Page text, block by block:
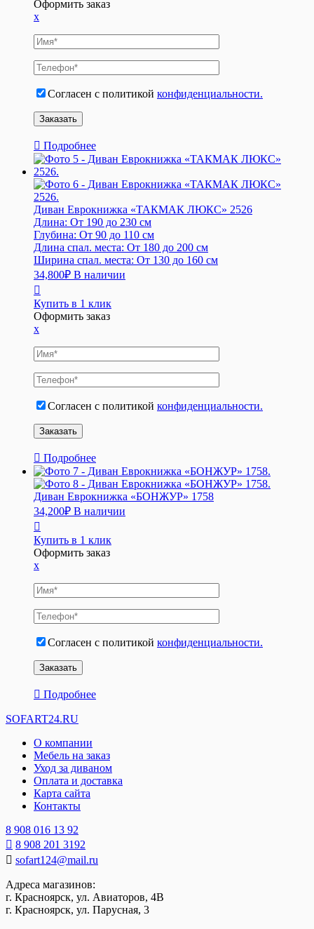
Оформить заказ
x
Согласен с политикой конфиденциальности.
Подробнее
Диван Еврокнижка «ТАКМАК ЛЮКС» 2526
Длина: От 190 до 230 см
Глубина: От 90 до 110 см
Длина спал. места: От 180 до 200 см
Ширина спал. места: От 130 до 160 см
34,800₽ В наличии
Купить в 1 клик
Оформить заказ
x
Согласен с политикой конфиденциальности.
Подробнее
Диван Еврокнижка «БОНЖУР» 1758
34,200₽ В наличии
Купить в 1 клик
Оформить заказ
x
Согласен с политикой конфиденциальности.
Подробнее
SOFART24.RU
О компании
Мебель на заказ
Уход за диваном
Оплата и доставка
Карта сайта
Контакты
8 908 016 13 92
8 908 201 3192
sofart124@mail.ru
Адреса магазинов:
г. Красноярск, ул. Авиаторов, 4В
г. Красноярск, ул. Парусная, 3